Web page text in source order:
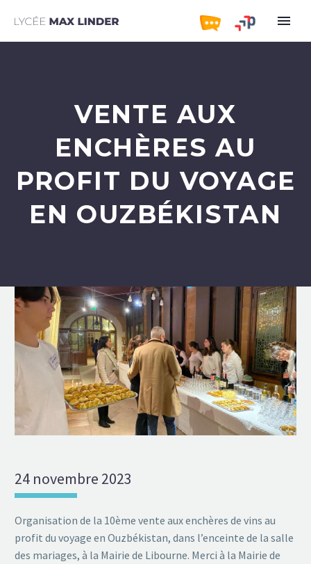
VENTE AUX
ENCHÈRES AU
PROFIT DU VOYAGE
EN OUZBÉKISTAN
24 novembre 2023
Organisation de la 10ème vente aux enchères de vins au
profit du voyage en Ouzbékistan, dans l’enceinte de la salle
des mariages, à la Mairie de Libourne. Merci à la Mairie de